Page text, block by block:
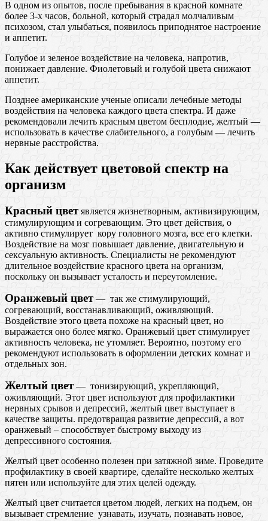
В одном из опытов, после пребывания в красной комнате
более 3-х часов, больной, который страдал молчаливым
психозом, стал улыбаться, появилось приподнятое настроение
и аппетит.
Голубое и зеленое воздействие на человека, напротив,
понижает давление. Фиолетовый и голубой цвета снижают
аппетит.
Позднее американские ученые описали лечебные методы
воздействия на человека каждого цвета спектра. И даже
рекомендовали лечить красным цветом бесплодие, желтый —
использовать в качестве слабительного, а голубым — лечить
нервные расстройства.
Как действует цветовой спектр на
организм
Красный цветявляется жизнетворным, активизирующим,
стимулирующим и согревающим. Это цвет действия, о
активно стимулирует кору головного мозга, все его клетки.
Воздействие на мозг повышает давление, двигательную и
сексуальную активность. Специалисты не рекомендуют
длительное воздействие красного цвета на организм,
поскольку он вызывает усталость и переутомление.
Оранжевый цвет — так же стимулирующий,
согревающий, восстанавливающий, оживляющий.
Воздействие этого цвета похоже на красный цвет, но
выражается оно более мягко. Оранжевый цвет стимулирует
активность человека, не утомляет. Вероятно, поэтому его
рекомендуют использовать в оформлении детских комнат и
отдельных зон.
Желтый цвет— тонизирующий, укрепляющий,
оживляющий. Этот цвет используют для профилактики
нервных срывов и депрессий, желтый цвет выступает в
качестве защиты. предотвращая развитие депрессий, а вот
оранжевый – способствует быстрому выходу из
депрессивного состояния.
Желтый цвет особенно полезен при затяжной зиме. Проведите
профилактику в своей квартире, сделайте несколько желтых
пятен или используйте для этих целей одежду.
Желтый цвет считается цветом людей, легких на подъем, он
вызывает стремление узнавать, изучать, познавать новое,